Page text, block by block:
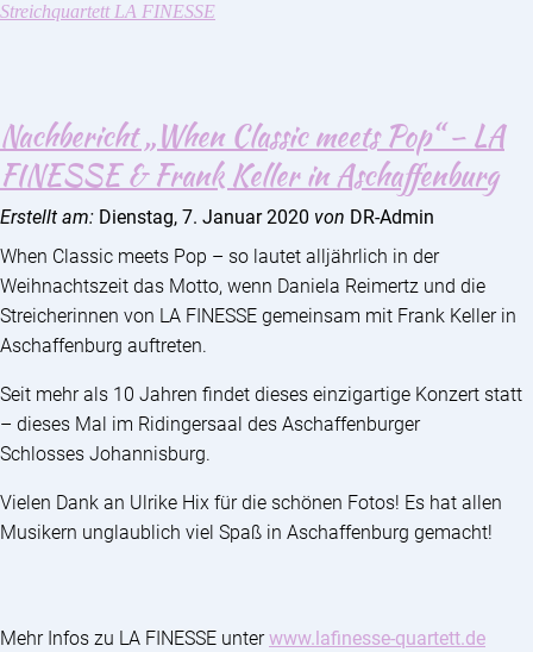
Streichquartett LA FINESSE
Nachbericht „When Classic meets Pop“ – LA
FINESSE & Frank Keller in Aschaffenburg
Erstellt am: Dienstag, 7. Januar 2020 von DR-Admin
When Classic meets Pop – so lautet alljährlich in der
Weihnachtszeit das Motto, wenn Daniela Reimertz und die
Streicherinnen von LA FINESSE gemeinsam mit Frank Keller in
Aschaffenburg auftreten.
Seit mehr als 10 Jahren findet dieses einzigartige Konzert statt
– dieses Mal im Ridingersaal des Aschaffenburger
Schlosses Johannisburg.
Vielen Dank an Ulrike Hix für die schönen Fotos! Es hat allen
Musikern unglaublich viel Spaß in Aschaffenburg gemacht!
Mehr Infos zu LA FINESSE unterwww.lafinesse-quartett.de